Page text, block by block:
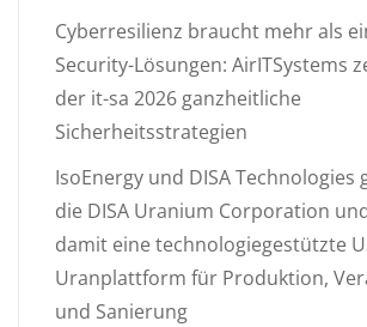
Cyberresilienz braucht mehr als
Security-Lösungen: AirITSystems
der it-sa 2026 ganzheitliche
Sicherheitsstrategien
IsoEnergy und DISA Technologies
die DISA Uranium Corporation
damit eine technologiegestützte
Uranplattform für Produktion,
und Sanierung